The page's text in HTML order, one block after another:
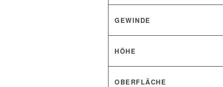
GEWINDE
HÖHE
OBERFLÄCHE